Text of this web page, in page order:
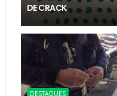
DE CRACK
DESTAQUES